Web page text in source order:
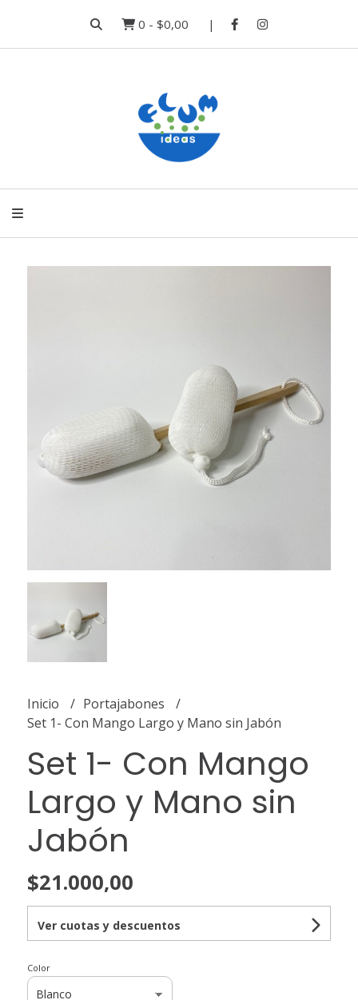
0 - $0,00
Inicio
Portajabones
Set 1- Con Mango Largo y Mano sin Jabón
Set 1- Con Mango
Largo y Mano sin
Jabón
$21.000,00
Ver cuotas y descuentos
Color